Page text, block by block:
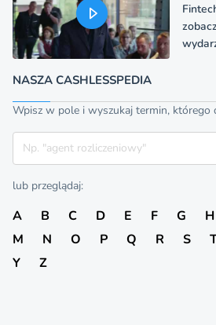
NASZA CASHLESSPEDIA
Wpisz w pole i wyszukaj termin, którego
Szukaj
lub przeglądaj:
A B C D E F G H
M
N O P Q R S
Y
Z